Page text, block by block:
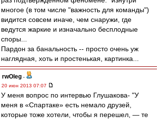
многое (в том числе "важность для команды")
видится совсем иначе, чем снаружи, где
ведутся жаркие и изначально бесплодные
споры...
Пардон за банальность -- просто очень уж
наглядная, хоть и простенькая, картинка...
rwOleg -
20 июн 2013 07:07
У меня вопрос по интервью Глушакова- "У
меня в «Спартаке» есть немало друзей,
которые тоже хотели, чтобы я перешел, — те